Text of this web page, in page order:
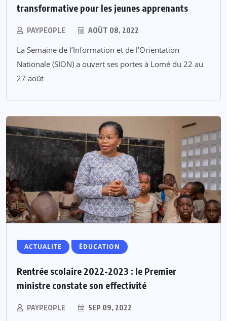
transformative pour les jeunes apprenants
PAYPEOPLE AOÛT 08, 2022
La Semaine de l’Information et de l’Orientation
Nationale (SION) a ouvert ses portes à Lomé du 22 au
27 août
ACTUALITE ÉDUCATION
Rentrée scolaire 2022-2023 : le Premier
ministre constate son effectivité
PAYPEOPLE SEP 09, 2022